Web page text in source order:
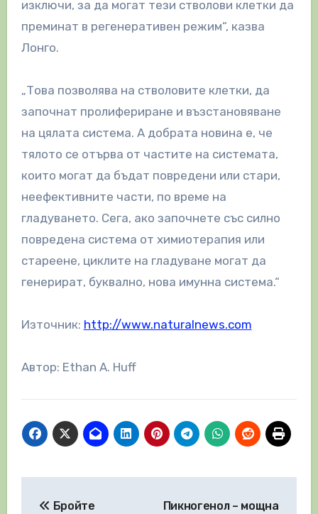
изключи, за да могат тези стволови клетки да
преминат в регенеративен режим“, казва
Лонго.
„Това позволява на стволовите клетки, да
започнат пролифериране и възстановяване
на цялата система. А добрата новина е, че
тялото се отърва от частите на системата,
които могат да бъдат повредени или стари,
неефективните части, по време на
гладуването. Сега, ако започнете със силно
повредена система от химиотерапия или
стареене, циклите на гладуване могат да
генерират, буквално, нова имунна система.“
Източник: http://www.naturalnews.com
Автор: Ethan A. Huff
Бройте
Пикногенол – мощна